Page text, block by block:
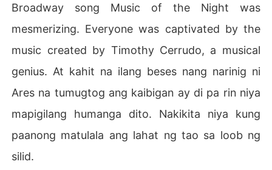
Broadway song Music of the Night was
mesmerizing. Everyone was captivated by the
music created by Timothy Cerrudo, a musical
genius. At kahit na ilang beses nang narinig ni
Ares na tumugtog ang kaibigan ay di pa rin niya
mapigilang humanga dito. Nakikita niya kung
paanong matulala ang lahat ng tao sa loob ng
silid.